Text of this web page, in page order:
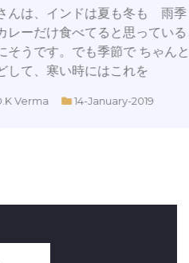
冬も 雨季も乾季も ずー
っていると思いますが確
ちゃんと野菜を替える
れを
2019